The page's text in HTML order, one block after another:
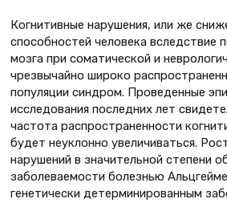
Когнитивные нарушения, или же
способностей человека вследствие
мозга при соматической и
чрезвычайно широко
популяции синдром. Проведенные
исследования последних лет
частота распространенности
будет неуклонно увеличиваться.
нарушений в значительной степени
заболеваемости болезнью
генетически детерминированным